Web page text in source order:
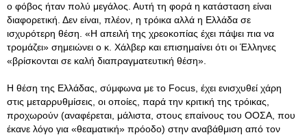
ο φόβος ήταν πολύ μεγάλος . Αυτή τη φορά η κατάσταση είναι
διαφορετική. Δεν είναι, πλέον, η τρόικα αλλά η Ελλάδα σε
ισχυρότερη θέση. «Η απειλή της χρεοκοπίας έχει πάψει πια να
τρομάζει» σημειώνει ο κ. Χάλβερ και επισημαίνει ότι οι Έλληνες
«βρίσκονται σε καλή διαπραγματευτική θέση».
Η θέση της Ελλάδας, σύμφωνα με το Focus, έχει ενισχυθεί χάρη
στις μεταρρυθμίσεις, οι οποίες, παρά την κριτική της τρόικας,
προχωρούν (αναφέρεται, μάλιστα, στους επαίνους του ΟΟΣΑ, που
έκανε λόγο για «θεαματική» πρόοδο) στην αναβάθμιση από τον